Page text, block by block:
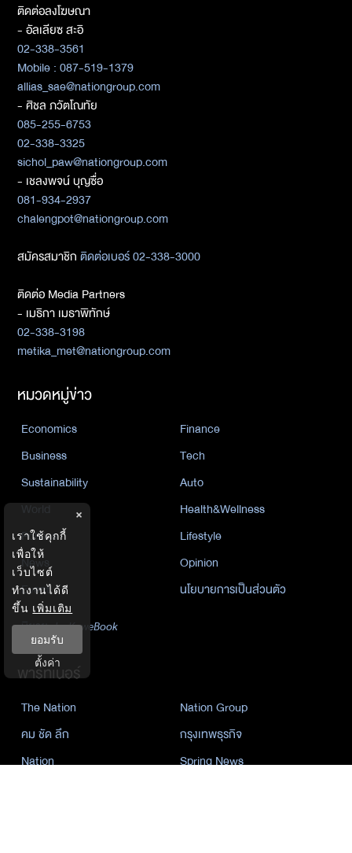
ติดต่อลงโฆษณา
- อัลเลียซ สะอิ
02-338-3561
Mobile : 087-519-1379
allias_sae@nationgroup.com
- ศิชล ภวัตโณทัย
085-255-6753
02-338-3325
sichol_paw@nationgroup.com
- เชลงพจน์ บุญซื่อ
081-934-2937
chalengpot@nationgroup.com
สมัครสมาชิกติดต่อเบอร์ 02-338-3000
ติดต่อ Media Partners
- เมธิกา เมธาพิทักษ์
02-338-3198
metika_met@nationgroup.com
หมวดหมู่ข่าว
Economics
Finance
Business
Tech
Sustainability
Auto
World
Health&Wellness
Politics
Lifestyle
News
Opinion
Event
นโยบายการเป็นส่วนตัว
นิยาย by KaweBook
พาร์ทเนอร์
The Nation
Nation Group
คม ชัด ลึก
กรุงเทพธุรกิจ
Nation
Spring News
×
เราใช้คุกกี้
เพื่อให้
เว็บไซต์
ทำงานได้ดี
ขึ้น เพิ่มเติม
ยอมรับ
ตั้งค่า